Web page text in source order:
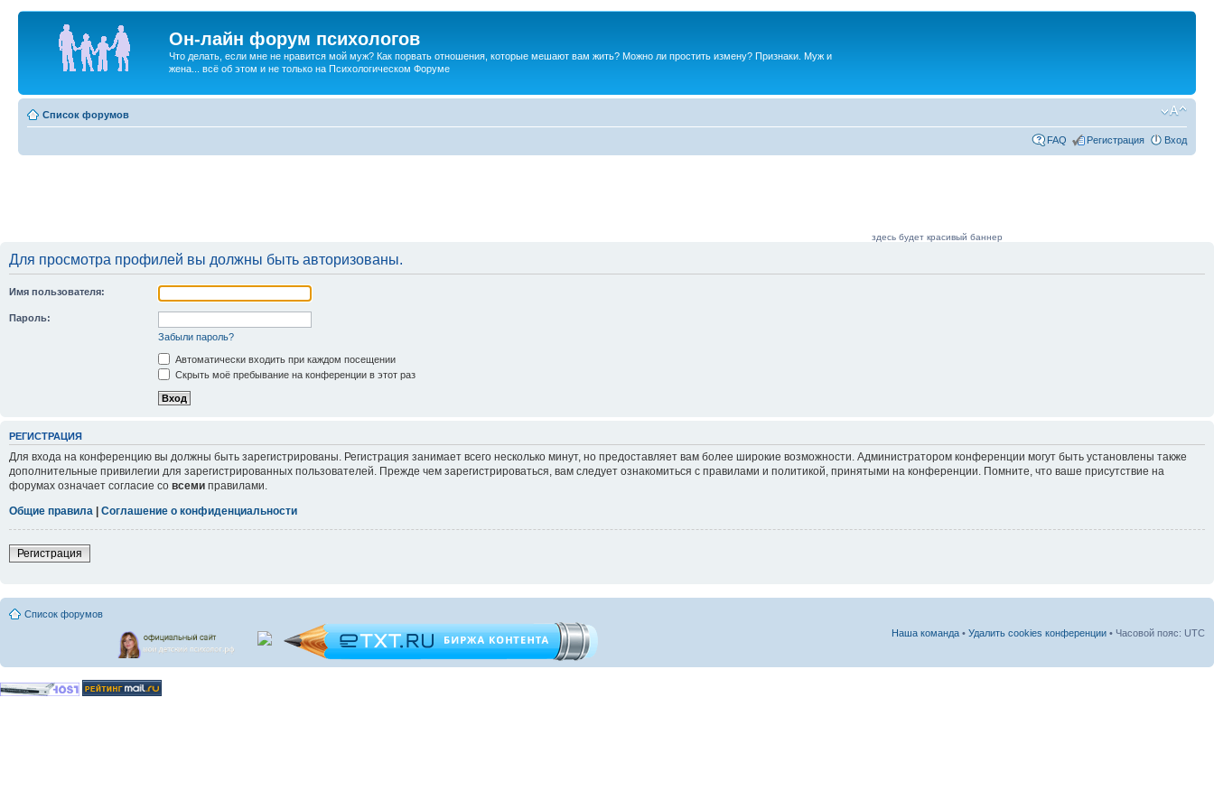
Он-лайн форум психологов
Что делать, если мне не нравится мой муж? Как порвать отношения, которые мешают вам жить? Можно ли простить измену? Признаки. Муж и
жена... всё об этом и не только на Психологическом Форуме
Список форумов
FAQ Регистрация Вход
здесь будет красивый баннер
Для просмотра профилей вы должны быть авторизованы.
Имя пользователя:
Пароль:
Забыли пароль?
Автоматически входить при каждом посещении
Скрыть моё пребывание на конференции в этот раз
РЕГИСТРАЦИЯ
Для входа на конференцию вы должны быть зарегистрированы. Регистрация занимает всего несколько минут, но предоставляет вам более широкие возможности. Администратором конференции могут быть установлены также
дополнительные привилегии для зарегистрированных пользователей. Прежде чем зарегистрироваться, вам следует ознакомиться с правилами и политикой, принятыми на конференции. Помните, что ваше присутствие на
форумах означает согласие со всеми правилами.
Общие правила
Соглашение о конфиденциальности
Регистрация
Список форумов
Наша команда • Удалить cookies конференции • Часовой пояс: UTC